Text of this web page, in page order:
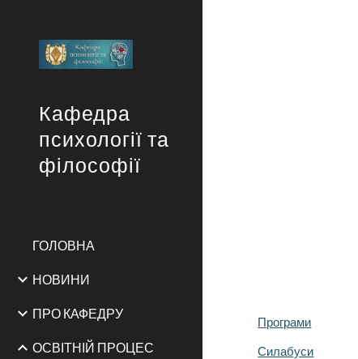
Кафедра
психології та
філософії
ГОЛОВНА
НОВИНИ
ПРО КАФЕДРУ
ОСВІТНІЙ ПРОЦЕС
Програми
Силабуси